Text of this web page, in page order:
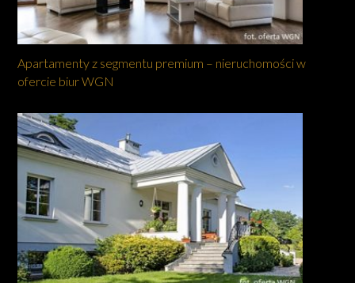
Apartamenty z segmentu premium – nieruchomości w
ofercie biur WGN